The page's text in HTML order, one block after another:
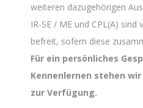
weiteren dazugehörigen
IR-SE / ME und CPL(A)
befreit, sofern diese
Für ein persönliches
Kennenlernen stehen
zur Verfügung.